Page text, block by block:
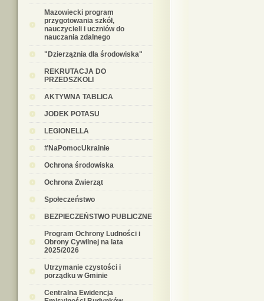
Mazowiecki program
przygotowania szkół,
nauczycieli i uczniów do
nauczania zdalnego
"Dzierzążnia dla środowiska"
REKRUTACJA DO
PRZEDSZKOLI
AKTYWNA TABLICA
JODEK POTASU
LEGIONELLA
#NaPomocUkrainie
Ochrona środowiska
Ochrona Zwierząt
Społeczeństwo
BEZPIECZEŃSTWO PUBLICZNE
Program Ochrony Ludności i
Obrony Cywilnej na lata
2025/2026
Utrzymanie czystości i
porządku w Gminie
Centralna Ewidencja